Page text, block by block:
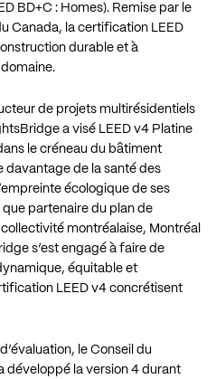
BD+C : Homes). Remise par le
Canada, la certification LEED
durable et à
de projets multirésidentiels
a visé LEED v4 Platine
le créneau du bâtiment
davantage de la santé des
écologique de ses
partenaire du plan de
montréalaise, Montréal
s’est engagé à faire de
équitable et
LEED v4 concrétisent
le Conseil du
développé la version 4 durant